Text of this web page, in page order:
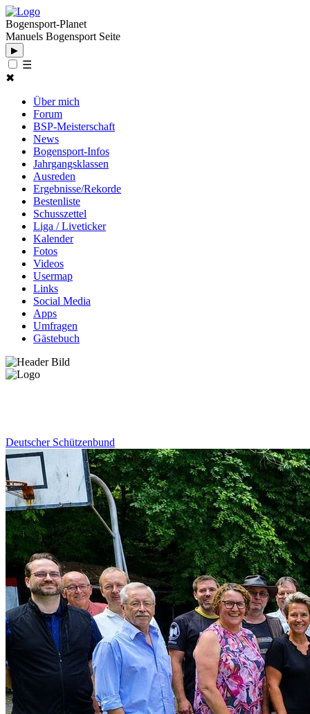
Bogensport-Planet
Manuels Bogensport Seite
▶
☰
✖
Über mich
Forum
BSP-Meisterschaft
News
Bogensport-Infos
Jahrgangsklassen
Ausreden
Ergebnisse/Rekorde
Bestenliste
Schusszettel
Liga / Liveticker
Kalender
Fotos
Videos
Usermap
Links
Social Media
Apps
Umfragen
Gästebuch
Deutscher Schützenbund